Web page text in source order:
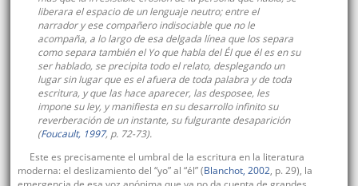
liberara el espacio de un lenguaje neutro; entre el
narrador y ese compañero indisociable que no le
acompaña, a lo largo de esa delgada línea que los separa
como separa también el Yo que habla delÉlque él es en su
ser hablado, se precipita todo el relato, desplegando un
lugar sin lugar que es el afuera de toda palabra y de toda
escritura, y que las hace aparecer, las desposee, les
impone su ley, y manifiesta en su desarrollo infinito su
reverberación de un instante, su fulgurante desaparición
(Foucault, 1997, p. 72-73).
Este es precisamente el umbral de la escritura en la literatura
moderna: el deslizamiento del “yo” al “él” (Blanchot, 2002, p. 29), la